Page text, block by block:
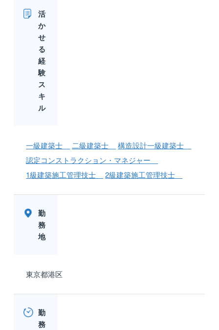
活
か
せ
る
経
験
ス
キ
ル
一級建築士 二級建築士
構造設計一級建築士
認定コンストラクション・マネジャー
1級建築施工管理技士
2級建築施工管理技士
勤
務
地
東京都港区
勤
務